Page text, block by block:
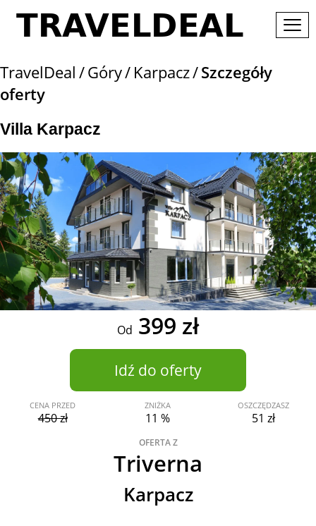
TravelDeal Góry Karpacz Szczegóły
oferty
Villa Karpacz
Od 399 zł
Idź do oferty
CENA PRZED
450 zł
ZNIŻKA
11 %
OSZCZĘDZASZ
51 zł
OFERTA Z
Triverna
Karpacz